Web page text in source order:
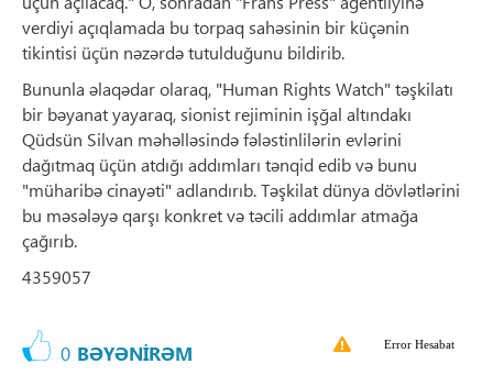
verdiyi açıqlamada bu torpaq sahəsinin bir küçənin
tikintisi üçün nəzərdə tutulduğunu bildirib.
Bununla əlaqədar olaraq, "Human Rights Watch" təşkilatı
bir bəyanat yayaraq, sionist rejiminin işğal altındakı
Qüdsün Silvan məhəlləsində fələstinlilərin evlərini
dağıtmaq üçün atdığı addımları tənqid edib və bunu
"müharibə cinayəti" adlandırıb. Təşkilat dünya dövlətlərini
bu məsələyə qarşı konkret və təcili addımlar atmağa
çağırıb.
4359057
0 BƏYƏNİRƏM Error Hesabat